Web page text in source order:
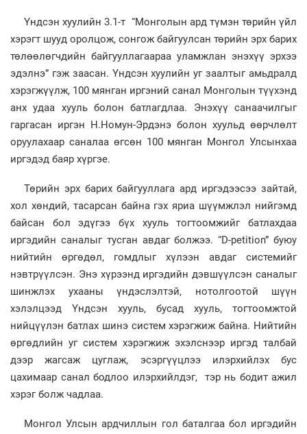
Үндсэн хуулийн 3.1-т “Монголын ард түмэн төрийн үйл
хэрэгт шууд оролцож, сонгож байгуулсан төрийн эрх барих
төлөөлөгчдийн байгууллагаараа уламжлан энэхүү эрхээ
эдэлнэ” гэж заасан. Үндсэн хуулийн уг заалтыг амьдралд
хэрэгжүүлж, 100 мянган иргэний санал Монголын түүхэнд
анх удаа хууль болон батлагдлаа. Энэхүү санаачилгыг
гаргасан иргэн Н.Номун-Эрдэнэ болон хуульд өөрчлөлт
оруулахаар саналаа өгсөн 100 мянган Монгол Улсынхаа
иргэдэд баяр хүргэе.
Төрийн эрх барих байгууллага ард иргэдээсээ зайтай,
хол хөндий, тасарсан байна гэх яриа шүүмжлэл нийгэмд
байсан бол эдүгээ бүх хууль тогтоомжийг батлахдаа
иргэдийн саналыг тусган авдаг болжээ. “D-petition” буюу
нийтийн өргөдөл, гомдлыг хүлээн авдаг системийг
нэвтрүүлсэн. Энэ хүрээнд иргэдийн дэвшүүлсэн саналыг
шинжлэх ухааны үндэслэлтэй, нотолгоотой шүүн
хэлэлцээд Үндсэн хууль, бусад хууль, тогтоомжтой
нийцүүлэн батлах шинэ систем хэрэгжиж байна. Нийтийн
өргөдлийн уг систем хэрэгжиж эхэлснээр иргэд талбай
дээр жагсаж цуглаж, эсэргүүцлээ илэрхийлэх бус
цахимаар санал бодлоо илэрхийлдэг, тэр нь бодит ажил
хэрэг болж чадлаа.
Монгол Улсын ардчиллын гол баталгаа бол иргэдийн